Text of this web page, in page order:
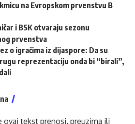
na Evropskom prvenstvu B
i BSK otvaraju sezonu
prvenstva
o igračima iz dijaspore: Da su
reprezentaciju onda bi “birali”,
ovaj tekst prenosi, preuzima ili